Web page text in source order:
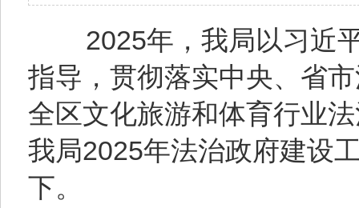
2025年，我局以习近平
指导，贯彻落实中央、省
全区文化旅游和体育行业
我局2025年法治政府建设
下。